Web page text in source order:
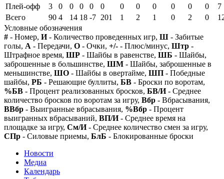
Плей-офф
3 0 0 0 0 0 0 0 0 0 0 0
7
Всего
90 4 14 18 -7 201 1 2 1 0 2 0
Условные обозначения
# - Номер, И- Количество проведенных игр, Ш - Забитые
голы, А - Передачи, О - Очки, +/- - Плюс/минус, Штр -
Штрафное время, ШР - Шайбы в равенстве, ШБ - Шайбы,
заброшенные в большинстве, ШМ - Шайбы, заброшенные в
меньшинстве, ШО - Шайбы в овертайме, ШП - Победные
шайбы, РБ - Решающие буллиты, БВ - Броски по воротам,
%БВ - Процент реализованных бросков, БВ/И- Среднее
количество бросков по воротам за игру, Вбр - Вбрасывания,
ВВбр - Выигранные вбрасывания, %Вбр - Процент
выигранных вбрасываний, ВП/И- Среднее время на
площадке за игру, См/И- Среднее количество смен за игру,
СПр - Силовые приемы, БлБ - Блокированные броски
Новости
Медиа
Календарь